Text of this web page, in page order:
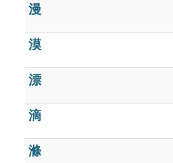
漫
漠
漂
滴
滌